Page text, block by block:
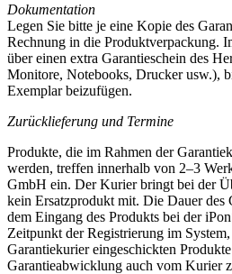
Dokumentation
Legen Sie bitte je eine Kopie des
Rechnung in die Produktverpackung.
über einen extra Garantieschein des
Monitore, Notebooks, Drucker usw.),
Exemplar beizufügen.
Zurücklieferung und Termine
Produkte, die im Rahmen der
werden, treffen innerhalb von 2–3
GmbH ein. Der Kurier bringt bei der
kein Ersatzprodukt mit. Die Dauer des
dem Eingang des Produkts bei der
Zeitpunkt der Registrierung im
Garantiekurier eingeschickten
Garantieabwicklung auch vom Kurier